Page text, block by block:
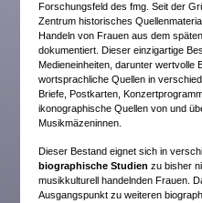
Forschungsfeld des fmg. Seit der
Zentrum historisches
Handeln von Frauen aus dem
dokumentiert. Dieser einzigartige
Medieneinheiten, darunter wertvolle
wortsprachliche Quellen in
Briefe, Postkarten,
ikonographische Quellen von und
Musikmäzeninnen.
Dieser Bestand eignet sich in
biographische Studien zu bisher
musikkulturell handelnden Frauen.
Ausgangspunkt zu weiteren